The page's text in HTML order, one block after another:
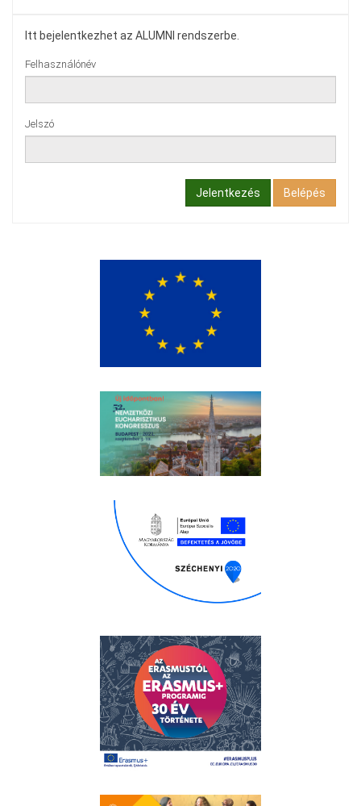
Itt bejelentkezhet az ALUMNI rendszerbe.
Felhasználónév
Jelszó
Jelentkezés Belépés